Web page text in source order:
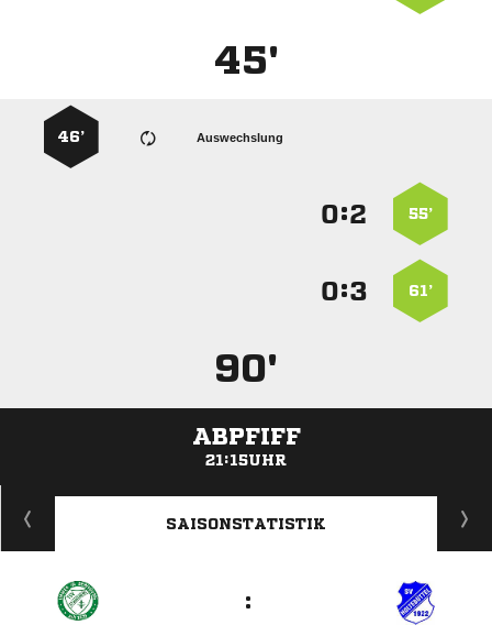
45'
Auswechslung
46’
55’
:
61’
:
90'
ABPFIFF
21:15UHR
ANZEIGE
SAISONSTATISTIK
: